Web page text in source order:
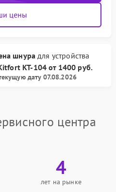
цены
шнура для устройства
КТ-104от 1400 руб.
дату 07.08.2026
центра
4
лет на рынке